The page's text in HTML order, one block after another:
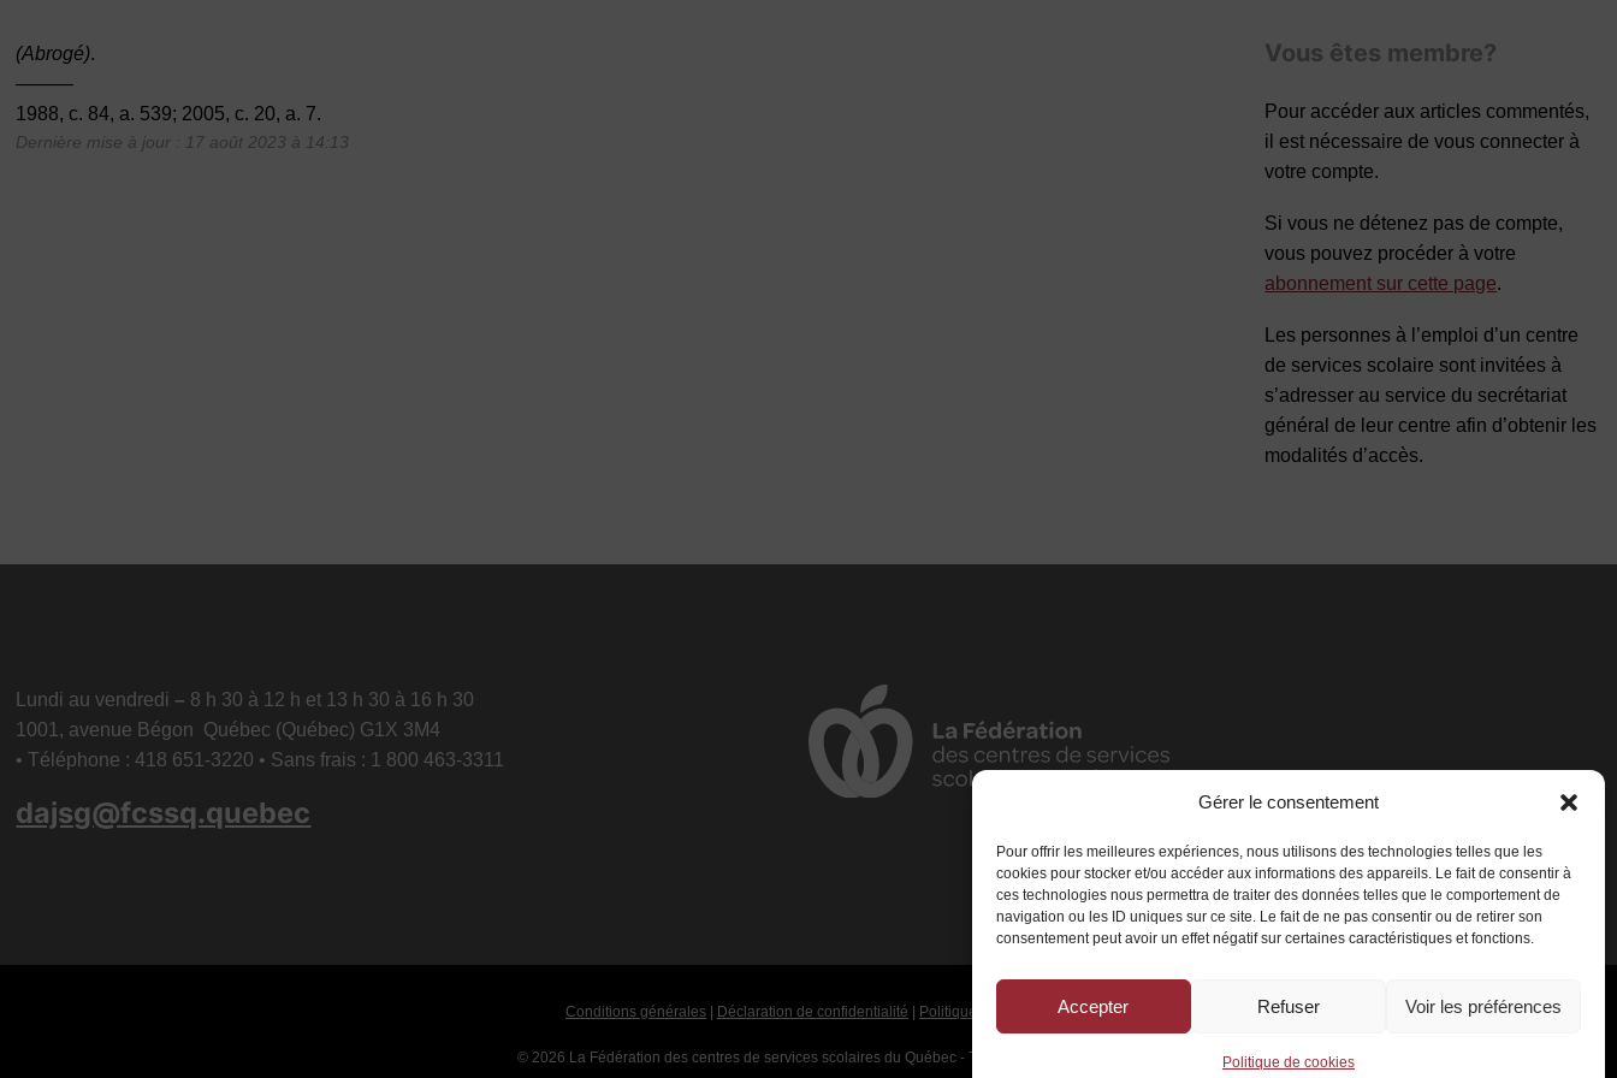
Gérer le consentement
Pour offrir les meilleures expériences, nous utilisons des technologies telles que les
cookies pour stocker et/ou accéder aux informations des appareils. Le fait de consentir à
ces technologies nous permettra de traiter des données telles que le comportement de
navigation ou les ID uniques sur ce site. Le fait de ne pas consentir ou de retirer son
consentement peut avoir un effet négatif sur certaines caractéristiques et fonctions.
Accepter Refuser Voir les préférences
Politique de cookies
(Abrogé).
———
1988, c. 84, a. 539; 2005, c. 20, a. 7.
Dernière mise à jour : 17 août 2023 à 14:13
Vous êtes membre?
Pour accéder aux articles commentés,
il est nécessaire de vous connecter à
votre compte.
Si vous ne détenez pas de compte,
vous pouvez procéder à votre
abonnement sur cette page.
Les personnes à l’emploi d’un centre
de services scolaire sont invitées à
s’adresser au service du secrétariat
général de leur centre afin d’obtenir les
modalités d’accès.
Lundi au vendredi– 8 h 30 à 12 h et 13 h 30 à 16 h 30
1001, avenue Bégon Québec (Québec) G1X 3M4
• Téléphone : 418 651-3220 • Sans frais : 1 800 463-3311
dajsg@fcssq.quebec
Conditions générales| Déclaration de confidentialité Politique de cookies
© 2026 La Fédération des centres de services scolaires du Québec - Tous droits réservés